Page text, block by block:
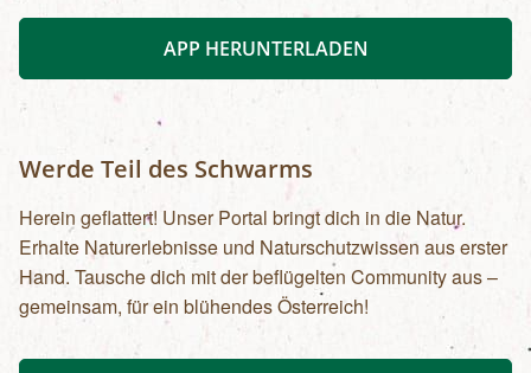
APP HERUNTERLADEN
Werde Teil des Schwarms
Herein geflattert! Unser Portal bringt dich in die Natur.
Erhalte Naturerlebnisse und Naturschutzwissen aus erster
Hand. Tausche dich mit der beflügelten Community aus –
gemeinsam, für ein blühendes Österreich!